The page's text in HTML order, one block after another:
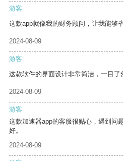
游客
这款app就像我的财务顾问，让我能够
2024-08-09
游客
这款软件的界面设计非常简洁，一目了
2024-08-09
游客
这款加速器app的客服很贴心，遇到问
好。
2024-08-09